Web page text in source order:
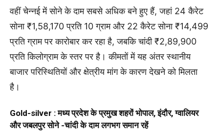
वहीं चेन्नई में सोने के दाम सबसे अधिक बने हुए हैं, जहां 24 कैरेट
सोना ₹1,58,170 प्रति 10 ग्राम और 22 कैरेट सोना ₹14,499
प्रति ग्राम पर कारोबार कर रहा है, जबकि चांदी ₹2,89,900
प्रति किलोग्राम के स्तर पर है। कीमतों में यह अंतर स्थानीय
बाजार परिस्थितियों और क्षेत्रीय मांग के कारण देखने को मिलता
है।
Gold-silver : मध्य प्रदेश के प्रमुख शहरों भोपाल, इंदौर, ग्वालियर
और जबलपुर सोने -चांदी के दाम लगभग समान रहें